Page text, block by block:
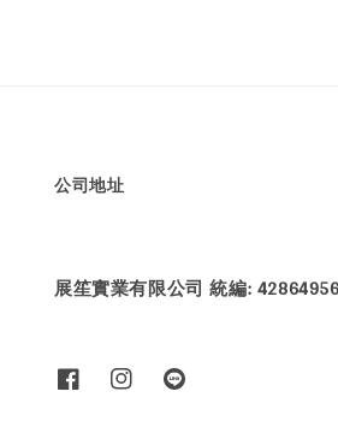
公司地址
展笙實業有限公司 統編: 42864956